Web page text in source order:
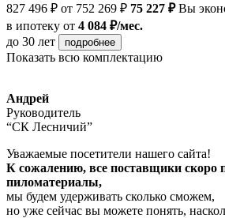
827 496 ₽ от 752 269 ₽ 75 227 ₽Вы
в ипотеку от 4 084 ₽/мес.
до 30 лет
подробнее
Показать всю комплектацию
Андрей
Руководитель
“СК Лесничий”
Уважаемые посетители нашего сайта!
К сожалению, все поставщики скоро
пиломатериалы,
мы будем удерживать сколько сможем,
но уже сейчас вы можете понять,